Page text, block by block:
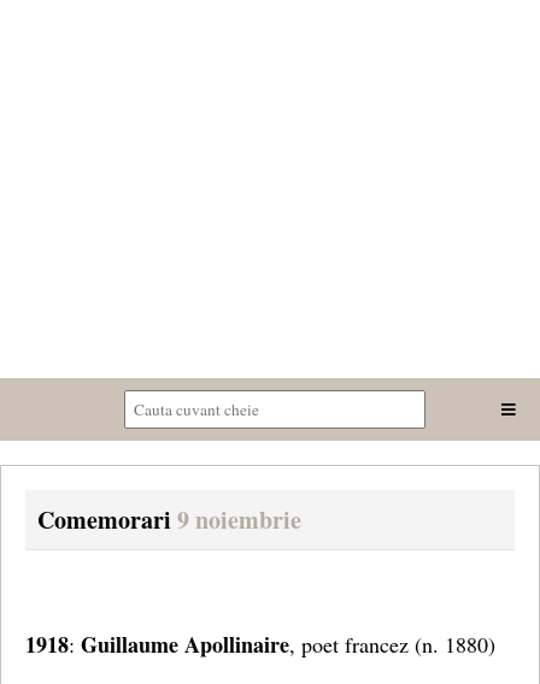
Comemorari 9 noiembrie
1918: Guillaume Apollinaire, poet francez (n. 1880)